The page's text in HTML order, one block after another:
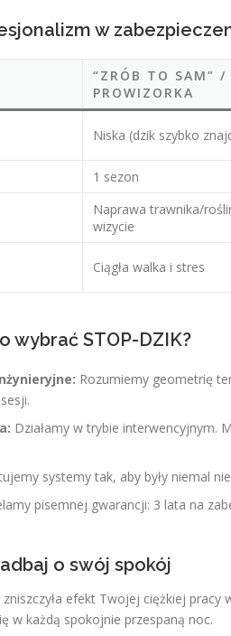
w
“ZRÓB TO SAM” /
PROWIZORKA
Niska (dzik szybko
1 sezon
Naprawa trawnika/
wizycie
Ciągła walka i stres
wybrać STOP-DZIK?
Rozumiemy geometrię
Działamy w trybie interwencyjnym.
systemy tak, aby były niemal
pisemnej gwarancji: 3 lata na
o swój spokój
efekt Twojej ciężkiej pracy
w każdą spokojnie przespaną noc.